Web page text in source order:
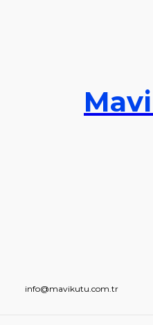
info@mavikutu.com.tr